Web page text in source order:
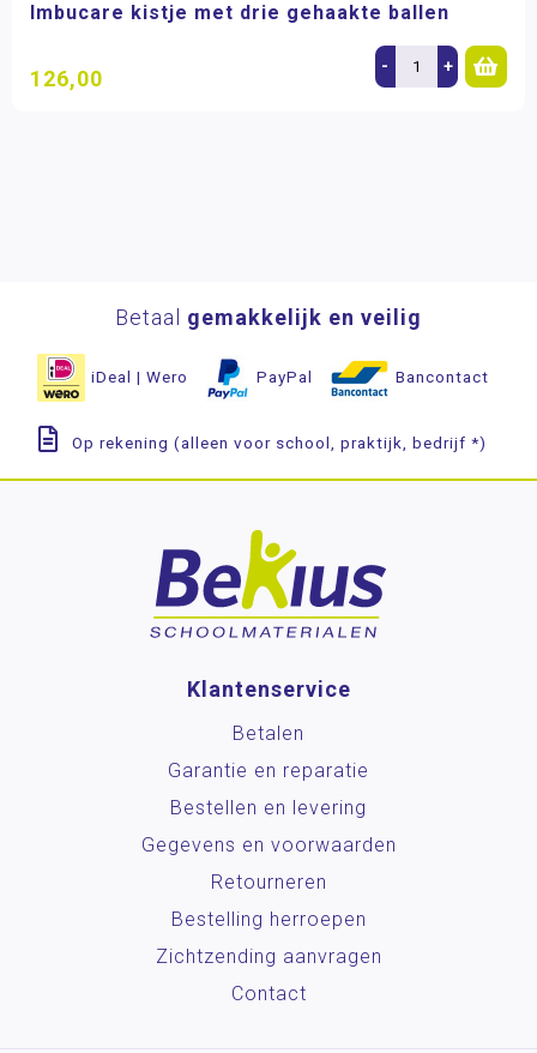
Imbucare kistje met drie gehaakte ballen
126,00 - +
Betaal gemakkelijk en veilig
iDeal | Wero PayPal Bancontact
Op rekening (alleen voor school, praktijk, bedrijf *)
Klantenservice
Betalen
Garantie en reparatie
Bestellen en levering
Gegevens en voorwaarden
Retourneren
Bestelling herroepen
Zichtzending aanvragen
Contact